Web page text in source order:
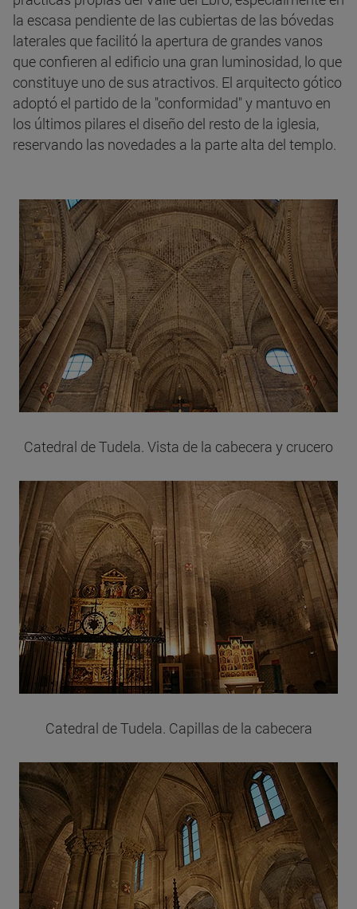
la escasa pendiente de las cubiertas de las bóvedas
laterales que facilitó la apertura de grandes vanos
que confieren al edificio una gran luminosidad, lo que
constituye uno de sus atractivos. El arquitecto gótico
adoptó el partido de la "conformidad" y mantuvo en
los últimos pilares el diseño del resto de la iglesia,
reservando las novedades a la parte alta del templo.
Catedral de Tudela. Vista de la cabecera y crucero
Catedral de Tudela. Capillas de la cabecera